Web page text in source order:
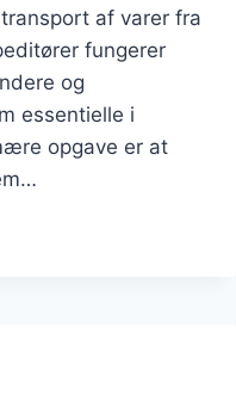
af varer fra
fungerer
og
essentielle i
opgave er at